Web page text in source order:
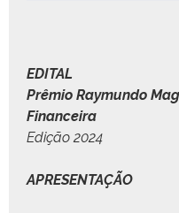
EDITAL
Prêmio Ray­mun­do
Financeira
Edição 2024
APRESENTAÇÃO